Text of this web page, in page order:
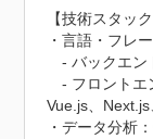
【技術スタック
・言語・フレ
- バックエン
- フロントエ
Vue.js、
・データ分析